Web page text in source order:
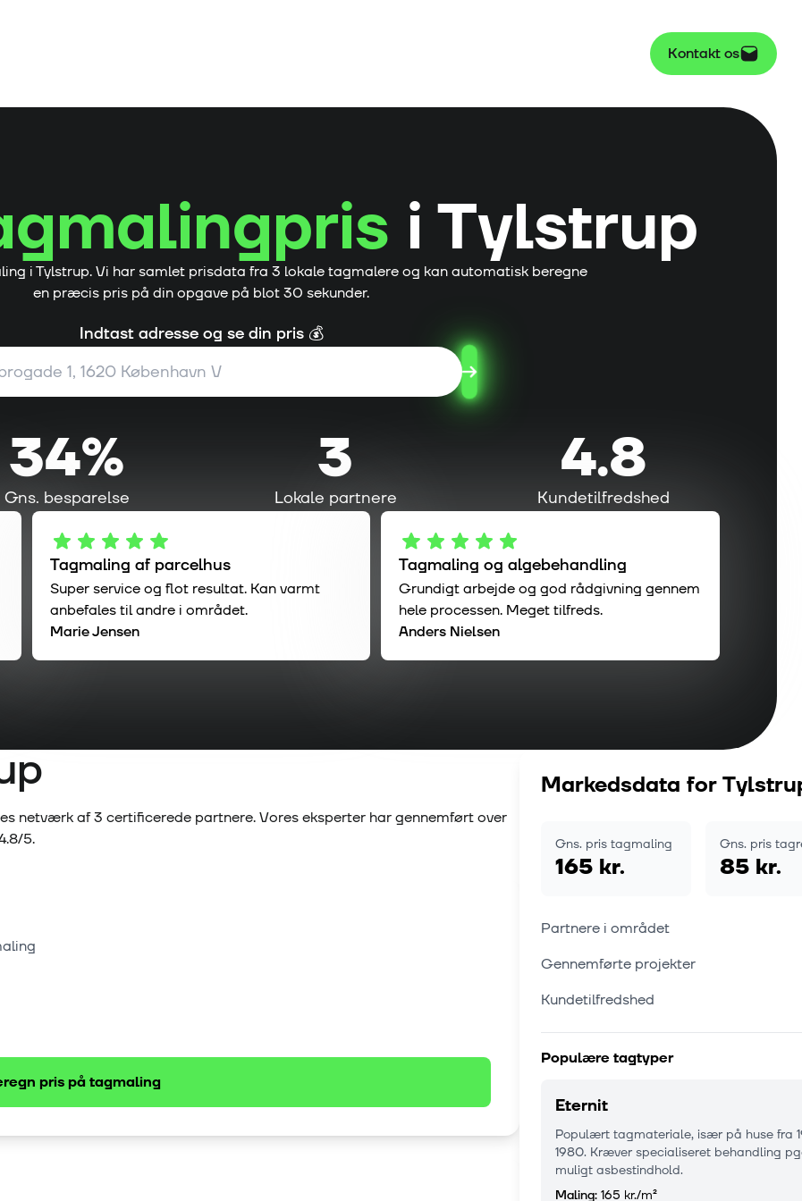
Kontakt os
i Tylstrup
iTylstrup. Vi har samlet prisdata fra 3 lokale tagmalere og kan automatisk beregne
en præcis pris på din opgave på blot 30 sekunder.
Indtast adresse og se din pris 💰
34%
Gns. besparelse
3
Lokale partnere
4.8
Kundetilfredshed
Tagmaling af parcelhus
Super service og flot resultat. Kan varmt
anbefales til andre i området.
Marie Jensen
Tagmaling og algebehandling
Grundigt arbejde og god rådgivning gennem
hele processen. Meget tilfreds.
Anders Nielsen
netværk af3 certificerede partnere. Vores eksperter har gennemført over
/5.
pris påtagmaling
Markedsdata for
Gns. pris tagmaling
165 kr.
Gns. pris
85 kr.
Partnere i området
Gennemførte projekter
Kundetilfredshed
Populære tagtyper
Eternit
Populært tagmateriale, især på huse fra
1980. Kræver specialiseret behandling
muligt asbestindhold.
Maling: 165 kr./m²